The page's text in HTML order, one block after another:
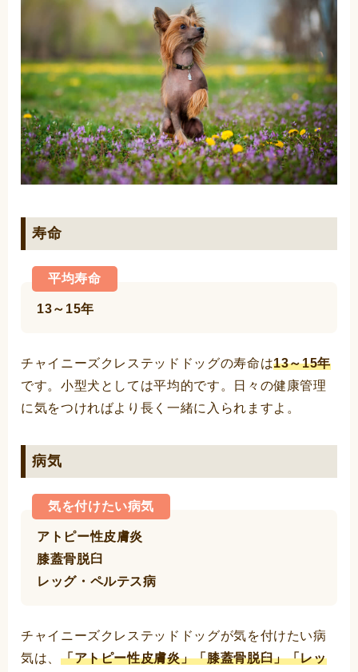
寿命
平均寿命
13～15年
チャイニーズクレステッドドッグの寿命は13～15年
です。小型犬としては平均的です。日々の健康管理
に気をつければより長く一緒に入られますよ。
病気
気を付けたい病気
アトピー性皮膚炎
膝蓋骨脱臼
レッグ・ペルテス病
チャイニーズクレステッドドッグが気を付けたい病
気は、 「アトピー性皮膚炎」「膝蓋骨脱臼」「レッ